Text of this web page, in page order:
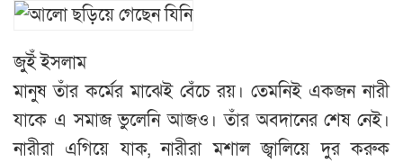
জু্ইঁ ইসলাম
মানুষ তাঁর কর্মের মাঝেই বেঁচে রয়। তেমনিই একজন নারী
যাকে এ সমাজ ভুলেনি আজও। তাঁর অবদানের শেষ নেই।
নারীরা এগিয়ে যাক, নারীরা মশাল জ্বালিয়ে দুর করুক